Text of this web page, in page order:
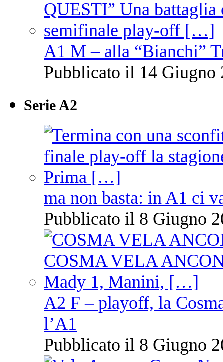
A1 M – alla “Bianchi”
Pubblicato il 14 Giugno
Serie A2
ma non basta: in A1 ci
Pubblicato il 8 Giugno
A2 F – playoff, la
l’A1
Pubblicato il 8 Giugno